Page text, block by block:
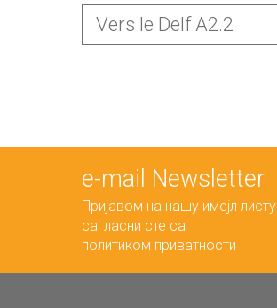
Vers le Delf A2.2
е-mail Newsletter
Пријавом на нашу имејл листу
сагласни сте са
политиком приватности